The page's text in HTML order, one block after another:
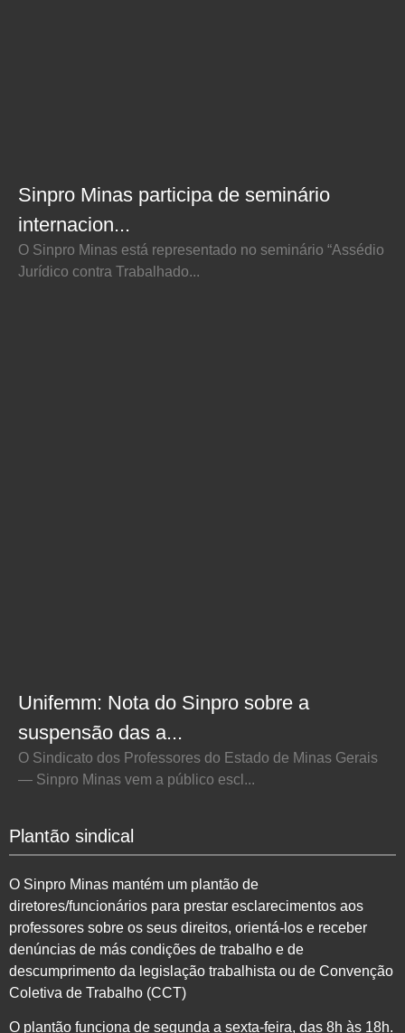
Sinpro Minas participa de seminário
internacion...
O Sinpro Minas está representado no seminário “Assédio
Jurídico contra Trabalhado...
Unifemm: Nota do Sinpro sobre a
suspensão das a...
O Sindicato dos Professores do Estado de Minas Gerais
— Sinpro Minas vem a público escl...
Plantão sindical
O Sinpro Minas mantém um plantão de
diretores/funcionários para prestar esclarecimentos aos
professores sobre os seus direitos, orientá-los e receber
denúncias de más condições de trabalho e de
descumprimento da legislação trabalhista ou de Convenção
Coletiva de Trabalho (CCT)
O plantão funciona de segunda a sexta-feira, das 8h às 18h.